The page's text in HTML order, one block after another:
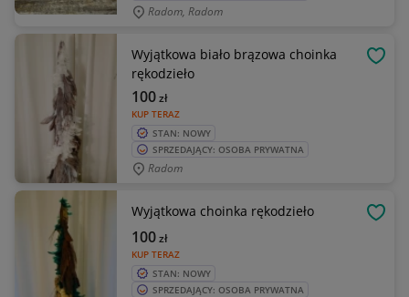
Radom, Radom
Wyjątkowa biało brązowa choinka
rękodzieło
KUP TERAZ
100zł
STAN: NOWY
SPRZEDAJĄCY: OSOBA PRYWATNA
Radom
Wyjątkowa choinka rękodzieło
KUP TERAZ
100zł
STAN: NOWY
SPRZEDAJĄCY: OSOBA PRYWATNA